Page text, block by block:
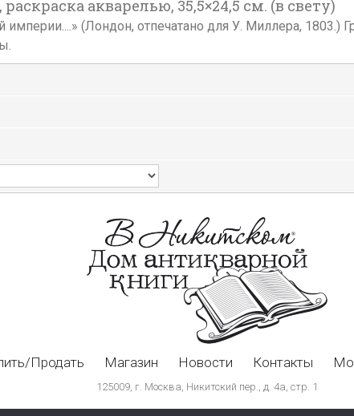
акварелью, 35,5×24,5 см. (в свету)
(Лондон, отпечатано для У. Миллера, 1803.)
Продать Магазин Новости Контакты
125009, г. Москва, Никитский пер., д. 4а, стр. 1